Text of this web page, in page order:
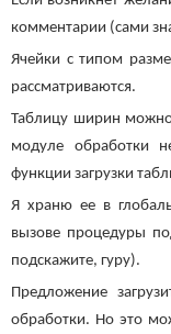
комментарии (сами
Ячейки с типом
рассматриваются.
Таблицу ширин можно
модуле обработки
функции загрузки
Я храню ее в
вызове процедуры
подскажите, гуру).
Предложение
обработки. Но это